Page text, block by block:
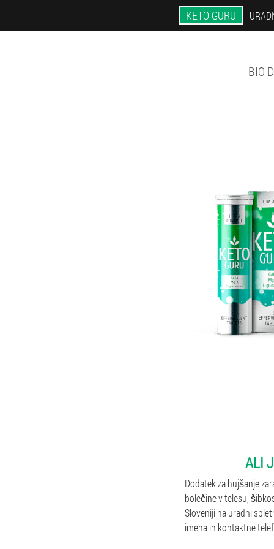
KETO GURU
BIO
ALI
Dodatek za hujšanje
bolečine v telesu,
Sloveniji na uradni
imena in kontaktne